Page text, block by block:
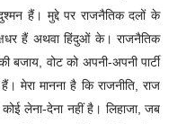
हैं। मुद्दे पर राजनैतिक दलों के
हैं अथवा हिंदुओं के। राजनैतिक
बजाय, वोट को अपनी-अपनी पार्टी
मानना है कि राजनीति, राज
लेना-देना नहीं है। लिहाजा, जब